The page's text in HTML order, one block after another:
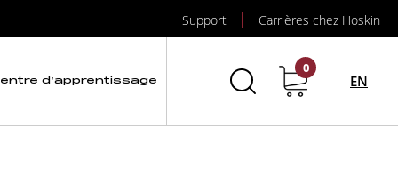
Support Carrières chez Hoskin
d’apprentissage
0
EN
2